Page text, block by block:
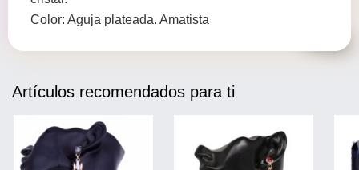
Color: Aguja plateada. Amatista
Artículos recomendados para ti